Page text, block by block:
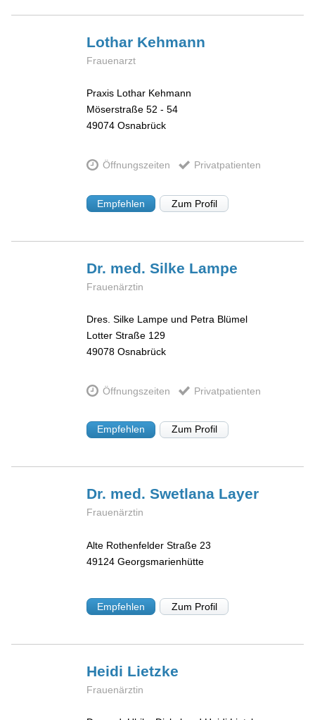
Lothar Kehmann
Frauenarzt
Praxis Lothar Kehmann
Möserstraße 52 - 54
49074 Osnabrück
Öffnungszeiten Privatpatienten
Empfehlen Zum Profil
Dr. med. Silke Lampe
Frauenärztin
Dres. Silke Lampe und Petra Blümel
Lotter Straße 129
49078 Osnabrück
Öffnungszeiten Privatpatienten
Empfehlen Zum Profil
Dr. med. Swetlana Layer
Frauenärztin
Alte Rothenfelder Straße 23
49124 Georgsmarienhütte
Empfehlen Zum Profil
Heidi Lietzke
Frauenärztin